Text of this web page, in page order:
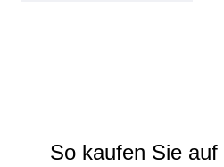
So kaufen Sie auf